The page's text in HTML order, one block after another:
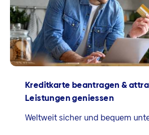
Kreditkarte beantragen &
Leistungen geniessen
Weltweit sicher und bequem